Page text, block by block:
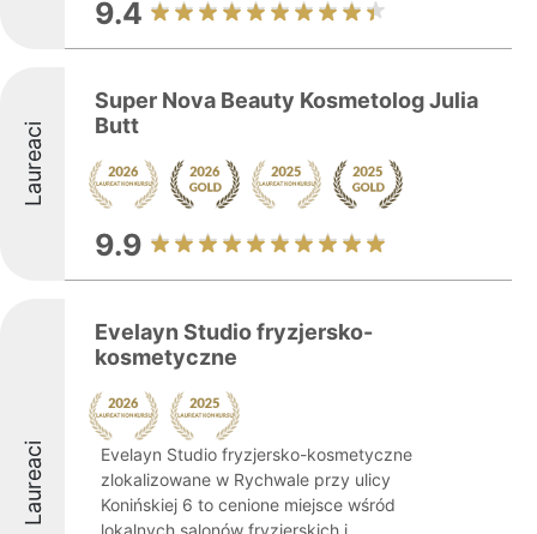
9.4
Laureaci
Super Nova Beauty Kosmetolog Julia
Butt
9.9
Laureaci
Evelayn Studio fryzjersko-
kosmetyczne
Evelayn Studio fryzjersko-kosmetyczne
zlokalizowane w Rychwale przy ulicy
Konińskiej 6 to cenione miejsce wśród
lokalnych salonów fryzjerskich i